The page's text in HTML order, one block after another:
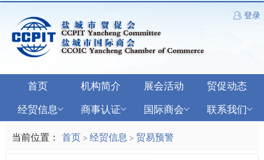
登录
首页 机构简介 展会活动
贸促动态
经贸信息
商事认证 国际商会 联系我们
当前位置： 首页 > 经贸信息 > 贸易预警